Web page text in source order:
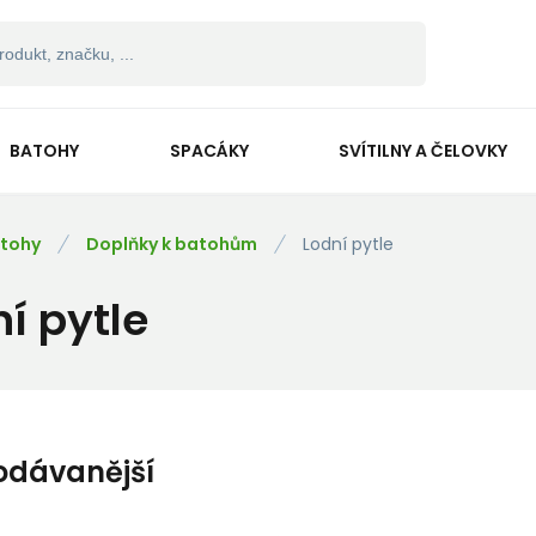
BATOHY SPACÁKY SVÍTILNY A ČELOVKY
Doplňky k batohům Lodní pytle
pytle